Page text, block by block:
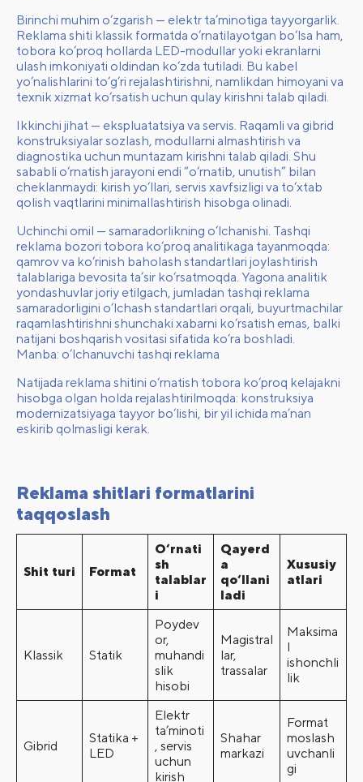
Birinchi muhim o‘zgarish — elektr ta’minotiga tayyorgarlik.
Reklama shiti klassik formatda o‘rnatilayotgan bo‘lsa ham,
tobora ko‘proq hollarda LED-modullar yoki ekranlarni
ulash imkoniyati oldindan ko‘zda tutiladi. Bu kabel
yo‘nalishlarini to‘g‘ri rejalashtirishni, namlikdan himoyani va
texnik xizmat ko‘rsatish uchun qulay kirishni talab qiladi.
Ikkinchi jihat — ekspluatatsiya va servis. Raqamli va gibrid
konstruksiyalar sozlash, modullarni almashtirish va
diagnostika uchun muntazam kirishni talab qiladi. Shu
sababli o‘rnatish jarayoni endi “o‘rnatib, unutish” bilan
cheklanmaydi: kirish yo‘llari, servis xavfsizligi va to‘xtab
qolish vaqtlarini minimallashtirish hisobga olinadi.
Uchinchi omil — samaradorlikning o‘lchanishi. Tashqi
reklama bozori tobora ko‘proq analitikaga tayanmoqda:
qamrov va ko‘rinish baholash standartlari joylashtirish
talablariga bevosita ta’sir ko‘rsatmoqda. Yagona analitik
yondashuvlar joriy etilgach, jumladan tashqi reklama
samaradorligini o‘lchash standartlari orqali, buyurtmachilar
raqamlashtirishni shunchaki xabarni ko‘rsatish emas, balki
natijani boshqarish vositasi sifatida ko‘ra boshladi.
Manba: o‘lchanuvchi tashqi reklama
Natijada reklama shitini o‘rnatish tobora ko‘proq kelajakni
hisobga olgan holda rejalashtirilmoqda: konstruksiya
modernizatsiyaga tayyor bo‘lishi, bir yil ichida ma’nan
eskirib qolmasligi kerak.
Reklama shitlari formatlarini
taqqoslash
Shit turi Format
O‘rnati
sh
talablar
i
Qayerd
a
qo‘llani
ladi
Xususiy
atlari
Klassik Statik
Poydev
or,
muhandi
slik
hisobi
Magistral
lar,
trassalar
Maksima
l
ishonchli
lik
Gibrid
Statika +
LED
Elektr
ta’minoti
, servis
uchun
kirish
Shahar
markazi
Format
moslash
uvchanli
gi